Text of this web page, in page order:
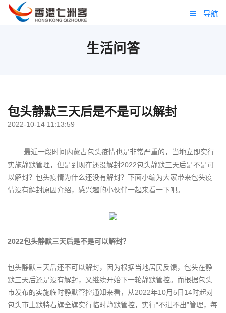
导航
问答
药品
七洲客项目
APP下载
生活问答
包头静默三天后是不是可以解封
2022-10-14 11:13:59
最近一段时间内蒙古包头疫情也是非常严重的，当地立即实行
实施静默管理，但是到现在还没解封2022包头静默三天后是不是可
以解封？包头疫情为什么还没有解封？下面小编为大家带来包头疫
情没有解封原因介绍，感兴趣的小伙伴一起来看一下吧。
2022包头静默三天后是不是可以解封？
包头静默三天后还不可以解封，因为根据当地居民反馈，包头在静
默三天后还是没有解封，又继续开始下一轮静默管控。而根据包头
市发布的实施临时静默管控通知来看，从2022年10月5日14时起对
包头市土默特右旗全旗实行临时静默管控，实行“不进不出”管理，每